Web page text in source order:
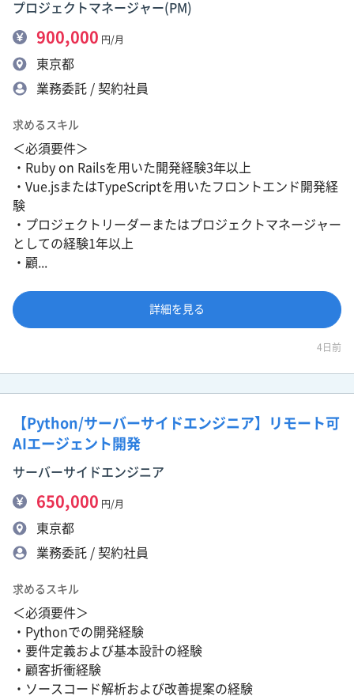
プロジェクトマネージャー(PM)
900,000 円/月
東京都
業務委託 / 契約社員
求めるスキル
＜必須要件＞
・Ruby on Railsを用いた開発経験3年以上
・Vue.jsまたはTypeScriptを用いたフロントエンド開発経
験
・プロジェクトリーダーまたはプロジェクトマネージャー
としての経験1年以上
・顧...
詳細を見る
4日前
【Python/サーバーサイドエンジニア】リモート可
AIエージェント開発
サーバーサイドエンジニア
650,000 円/月
東京都
業務委託 / 契約社員
求めるスキル
＜必須要件＞
・Pythonでの開発経験
・要件定義および基本設計の経験
・顧客折衝経験
・ソースコード解析および改善提案の経験